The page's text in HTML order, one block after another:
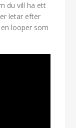
du vill ha ett
letar efter
looper som